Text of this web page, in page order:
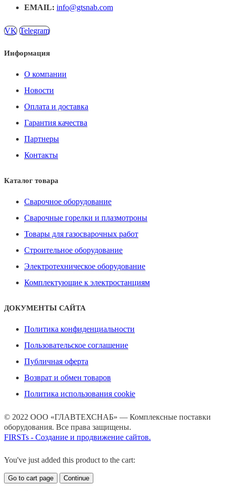
EMAIL: info@gtsnab.com
VK Telegram
Информация
О компании
Новости
Оплата и доставка
Гарантия качества
Партнеры
Контакты
Каталог товара
Сварочное оборудование
Сварочные горелки и плазмотроны
Товары для газосварочных работ
Строительное оборудование
Электротехническое оборудование
Комплектующие к электростанциям
ДОКУМЕНТЫ САЙТА
Политика конфиденциальности
Пользовательское соглашение
Публичная оферта
Возврат и обмен товаров
Политика использования cookie
© 2022 ООО «ГЛАВТЕХСНАБ» — Комплексные поставки
оборудования. Все права защищены.
FIRSTs - Создание и продвижение сайтов.
You've just added this product to the cart:
Go to cart page Continue